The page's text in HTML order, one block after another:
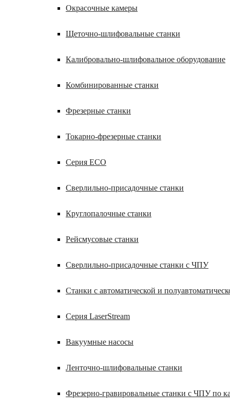
Окрасочные камеры
Щеточно-шлифовальные станки
Калибровально-шлифовальное оборудование
Комбинированные станки
Фрезерные станки
Токарно-фрезерные станки
Серия ECO
Сверлильно-присадочные станки
Круглопалочные станки
Рейсмусовые станки
Сверлильно-присадочные станки с ЧПУ
Станки с автоматической и
Серия LaserStream
Вакуумные насосы
Ленточно-шлифовальные станки
Фрезерно-гравировальные станки с ЧПУ по